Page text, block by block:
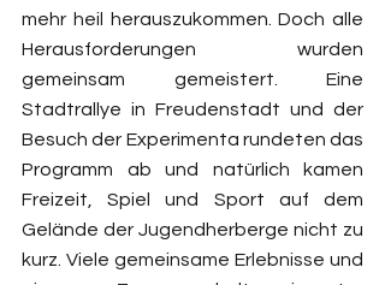
mehr heil herauszukommen. Doch alle
Herausforderungen wurden
gemeinsam gemeistert. Eine
Stadtrallye in Freudenstadt und der
Besuch der Experimenta rundeten das
Programm ab und natürlich kamen
Freizeit, Spiel und Sport auf dem
Gelände der Jugendherberge nicht zu
kurz. Viele gemeinsame Erlebnisse und